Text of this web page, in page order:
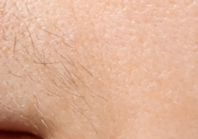
Alexandrite laser
Diode laser
IPL
Wat zijn skinboosters?
Profhilo
Radiesse®
RRS® HA Eyes
Medische peelings
Glycolzuur peeling